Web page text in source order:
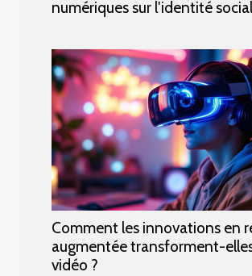
numériques sur l'identité
Comment les innovations en
augmentée transforment-
vidéo ?